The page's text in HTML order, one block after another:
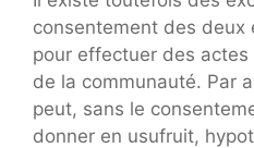
consentement des deux
pour effectuer des
de la communauté. Par
peut, sans le
donner en usufruit,